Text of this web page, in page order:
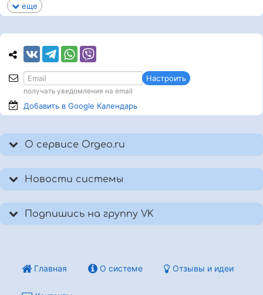
еще
Настроить
получать уведомления на email
Добавить в Google Календарь
О сервисе Orgeo.ru
Новости системы
Подпишись на группу VK
Главная О системе Отзывы и идеи